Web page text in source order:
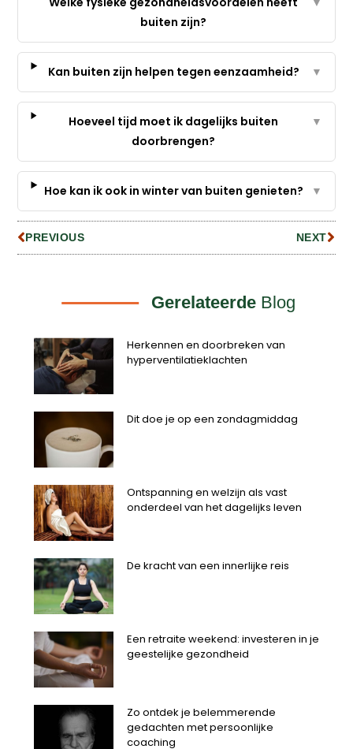
buiten zijn?
Kan buiten zijn helpen tegen eenzaamheid? ▼
Hoeveel tijd moet ik dagelijks buiten
doorbrengen?
▼
Hoe kan ik ook in winter van buiten genieten? ▼
PREVIOUS NEXT
GerelateerdeBlog
Herkennen en doorbreken van
hyperventilatieklachten
Dit doe je op een zondagmiddag
Ontspanning en welzijn als vast
onderdeel van het dagelijks leven
De kracht van een innerlijke reis
Een retraite weekend: investeren in je
geestelijke gezondheid
Zo ontdek je belemmerende
gedachten met persoonlijke
coaching